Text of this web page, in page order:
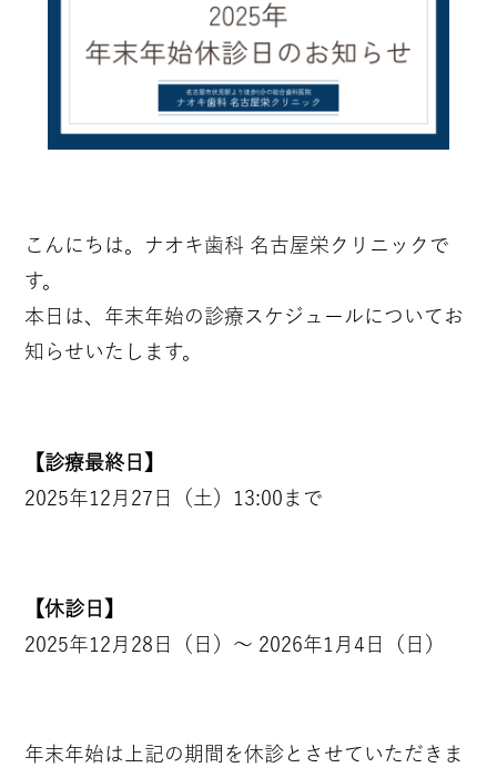
こんにちは。ナオキ歯科 名古屋栄クリニックで
す。
本日は、年末年始の診療スケジュールについてお
知らせいたします。
【診療最終日】
2025年12月27日（土）13:00まで
【休診日】
2025年12月28日（日）〜 2026年1月4日（日）
年末年始は上記の期間を休診とさせていただきま